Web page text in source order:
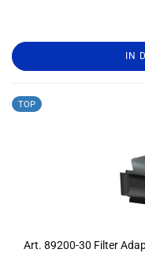
IN
TOP
Art. 89200-​​30 Fil­ter